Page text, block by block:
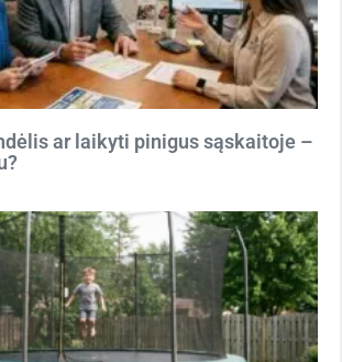
ar laikyti pinigus sąskaitoje –